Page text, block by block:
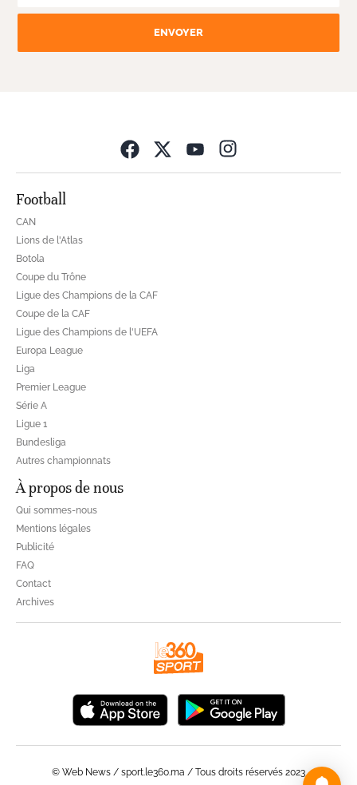
ENVOYER
Football
CAN
Lions de l'Atlas
Botola
Coupe du Trône
Ligue des Champions de la CAF
Coupe de la CAF
Ligue des Champions de l'UEFA
Europa League
Liga
Premier League
Série A
Ligue 1
Bundesliga
Autres championnats
À propos de nous
Qui sommes-nous
Mentions légales
Publicité
FAQ
Contact
Archives
© Web News / sport.le360.ma / Tous droits réservés 2023